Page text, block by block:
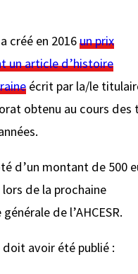
a créé en 2016un prix
un article d’histoire
écrit par la/le
obtenu au cours des
d’un montant de 500
de la prochaine
de l’AHCESR.
avoir été publié :